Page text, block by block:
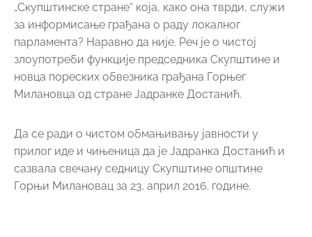
„Скупштинске стране“ која, како она тврди, служи
за информисање грађана о раду локалног
парламента? Наравно да није. Реч је о чистој
злоупотреби функције председника Скупштине и
новца пореских обвезника грађана Горњег
Милановца од стране Јадранке Достанић.
Да се ради о чистом обмањивању јавности у
прилог иде и чињеница да је Јадранка Достанић и
сазвала свечану седницу Скупштине општине
Горњи Милановац за 23. април 2016. године.